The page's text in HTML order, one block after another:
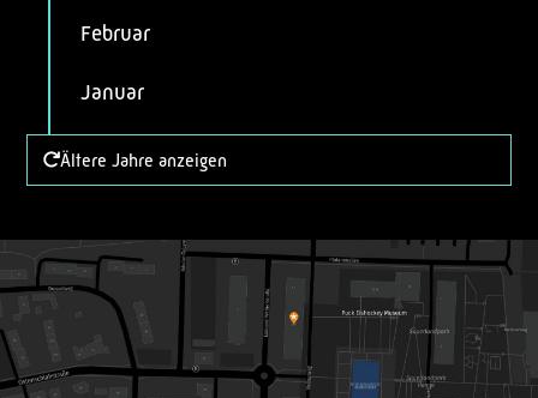
Februar
Januar
Ältere Jahre anzeigen